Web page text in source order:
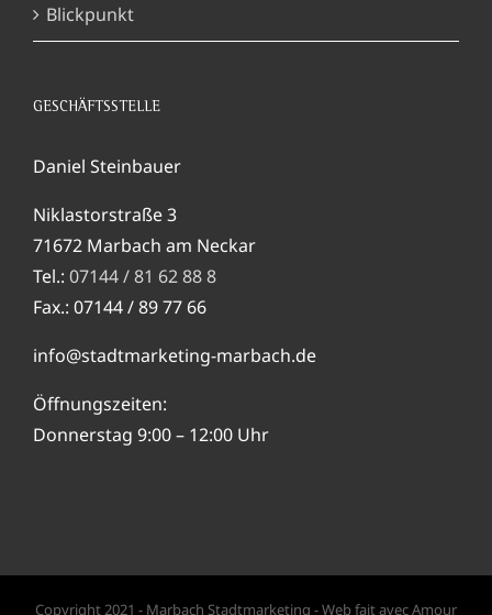
Blickpunkt
GESCHÄFTSSTELLE
Daniel Steinbauer
Niklastorstraße 3
71672 Marbach am Neckar
Tel.: 07144 / 81 62 88 8
Fax.: 07144 / 89 77 66
info@stadtmarketing-marbach.de
Öffnungszeiten:
Donnerstag 9:00 – 12:00 Uhr
Copyright 2021 - Marbach Stadtmarketing - Web fait avec Amour